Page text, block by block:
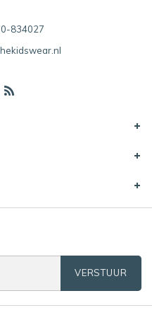
834027
VERSTUUR